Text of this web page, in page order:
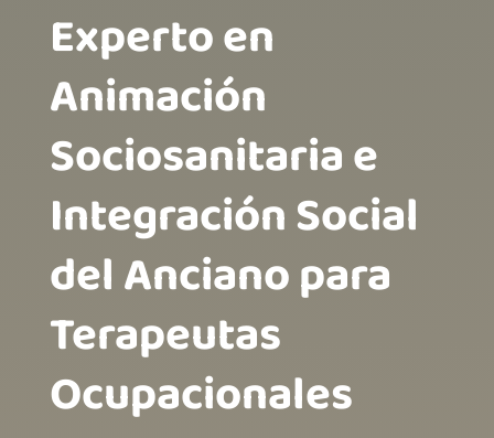
Experto en
Animación
Sociosanitaria e
Integración Social
del Anciano para
Terapeutas
Ocupacionales